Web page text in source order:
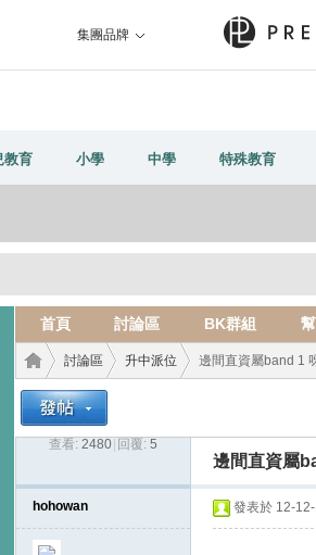
集團品牌
教育 小學 中學 特殊教育
首頁 討論區 BK群組
討論區
›
升中派位 邊間直資屬band 1
查看: 2480 回覆: 5
邊間直資屬
hohowan 發表於 12-